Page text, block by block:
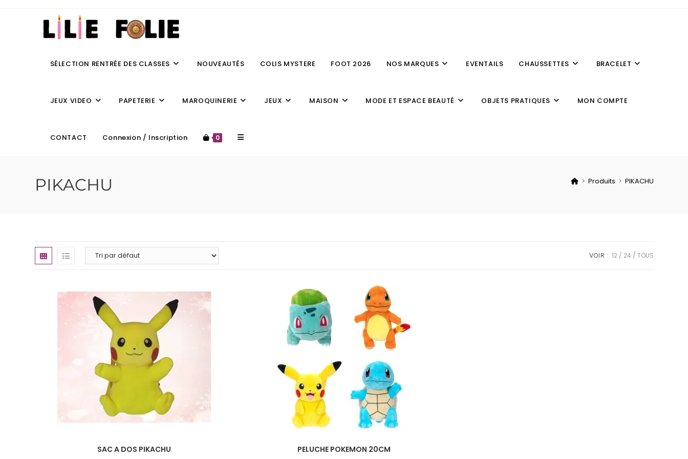
SÉLECTION RENTRÉE DES CLASSES NOUVEAUTÉS COLIS MYSTERE FOOT 2026 NOS MARQUES EVENTAILS CHAUSSETTES BRACELET
JEUX VIDEO PAPETERIE MAROQUINERIE JEUX MAISON MODE ET ESPACE BEAUTÉ OBJETS PRATIQUES MON COMPTE
CONTACT Connexion / Inscription 0
PIKACHU > Produits > PIKACHU
VOIR : 12 24 TOUS
SAC A DOS PIKACHU PELUCHE POKEMON 20CM